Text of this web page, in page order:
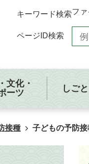
キーワード検索ファ
ページID検索
文化・
ーツ
しご
接種 子どもの予防接